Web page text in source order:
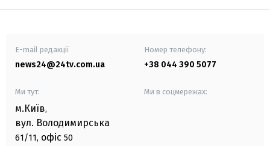
E-mail редакції
news24@24tv.com.ua
Номер телефону:
+38 044 390 5077
Ми тут:
м.Київ,
вул. Володимирська
61/11, офіс 50
Ми в соцмережах: